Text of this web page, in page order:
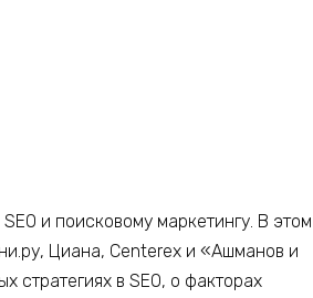
и поисковому маркетингу. В этом
Циана, Centerex и «Ашманов и
стратегиях в SEO, о факторах